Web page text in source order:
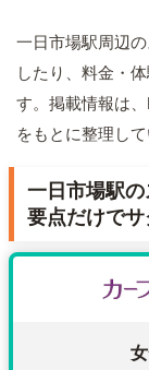
一日市場駅周辺
したり、料金・
す。掲載情報は
をもとに整理して
一日市場駅
要点だけで